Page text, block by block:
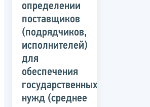
определении
поставщиков
(подрядчиков,
исполнителей)
для
обеспечения
государственных
нужд (среднее